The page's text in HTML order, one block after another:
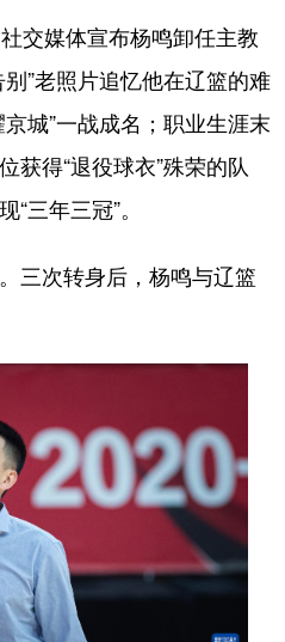
上海 江苏
福建 江西
海南
Français عربى
日本語 한국어
媒体宣布杨鸣卸任主教
”老照片追忆他在辽篮的难
城”一战成名；职业生涯末
获得“退役球衣”殊荣的队
三年三冠”。
次转身后，杨鸣与辽篮